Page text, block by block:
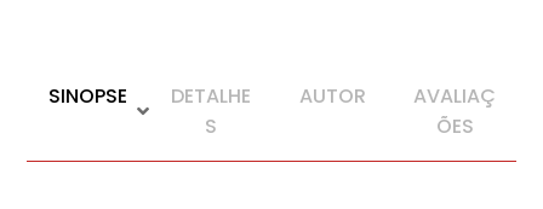
SINOPSE
DETALHE
S
AUTOR
AVALIAÇ
ÕES